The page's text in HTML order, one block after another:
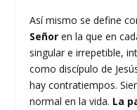
Así mismo se define
Señor en la que en
singular e irrepetible,
como discípulo de
hay contratiempos.
normal en la vida. La